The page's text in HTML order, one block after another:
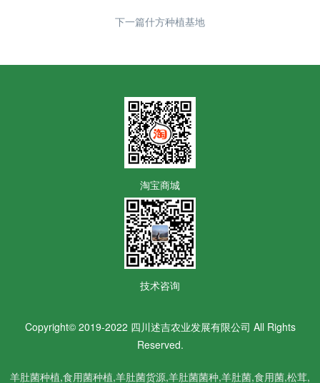
下一篇什方种植基地
淘宝商城
技术咨询
Copyright© 2019-2022 四川述吉农业发展有限公司 All Rights
Reserved.
羊肚菌种植,食用菌种植,羊肚菌货源,羊肚菌菌种,羊肚菌,食用菌,松茸,